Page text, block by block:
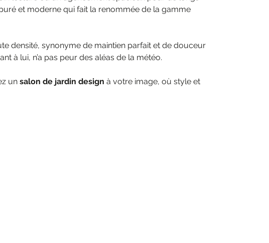
et moderne qui fait la renommée de la gamme
densité, synonyme de maintien parfait et de douceur
à lui, n’a pas peur des aléas de la météo.
unsalon de jardin design à votre image, où style et